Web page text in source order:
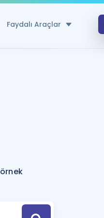
Faydalı Araçlar
Hesaplama Aracı
için Öneriler
Tek Takvimde